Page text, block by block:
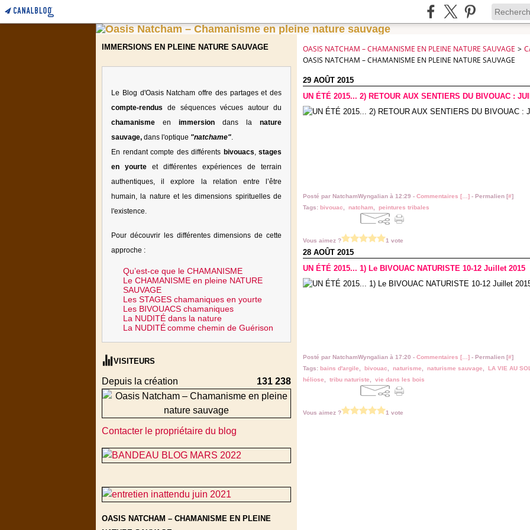
IMMERSIONS EN PLEINE NATURE SAUVAGE
Le Blog d'Oasis Natcham offre des partages et des
compte-rendus de séquences vécues autour du
chamanisme en immersion dans la nature
sauvage, dans l'optique "natchame".
En rendant compte des différents bivouacs, stages
en yourte et différentes expériences de terrain
authentiques, il explore la relation entre l’être
humain, la nature et les dimensions spirituelles de
l'existence.
Pour découvrir les différentes dimensions de cette
approche :
Qu’est-ce que le CHAMANISME
Le CHAMANISME en pleine NATURE
SAUVAGE
Les STAGES chamaniques en yourte
Les BIVOUACS chamaniques
La NUDITÉ dans la nature
La NUDITÉcomme chemin de Guérison
VISITEURS
Depuis la création 131 238
Contacter le propriétaire du blog
OASIS NATCHAM – CHAMANISME EN PLEINE
OASIS NATCHAM – CHAMANISME EN PLEINE NATURE SAUVAGE >
OASIS NATCHAM – CHAMANISME EN PLEINE NATURE SAUVAGE
29 AOÛT 2015
UN ÉTÉ 2015... 2) RETOUR AUX SENTIERS DU BIVOUAC :
Posté par NatchamWyngalian à 12:29 - Commentaires [ ] - Permalien [#]
Tags: bivouac natcham peintures tribales
Vous aimez ? 1 vote
28 AOÛT 2015
UN ÉTÉ 2015... 1) Le BIVOUAC NATURISTE 10-12 Juillet 2015
Posté par NatchamWyngalian à 17:20 - Commentaires [ ] - Permalien [#]
Tags: bains d'argile bivouac naturisme naturisme sauvage LA VIE AU
héliose
tribu naturiste vie dans les bois
Vous aimez ? 1 vote